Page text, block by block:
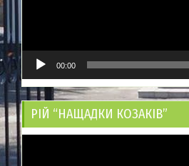
00:00
РІЙ “НАЩАДКИ КОЗАКІВ”